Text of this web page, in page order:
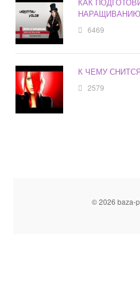
НАРАЩИВАНИЮ
6469
К ЧЕМУ
2579
© 2026 baza-